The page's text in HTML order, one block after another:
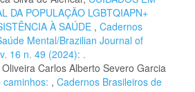
DA POPULAÇÃO LGBTQIAPN+
À SAÚDE , Cadernos
Mental/Brazilian Journal of
16 n. 49 (2024): .
Carlos Alberto Severo Garcia
caminhos: , Cadernos Brasileiros de